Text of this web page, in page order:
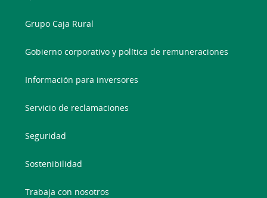
Grupo Caja Rural
Gobierno corporativo y política de remuneraciones
Información para inversores
Servicio de reclamaciones
Seguridad
Sostenibilidad
Trabaja con nosotros